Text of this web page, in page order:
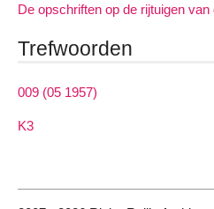
De opschriften op de rijtuigen
Trefwoorden
009 (05 1957)
K3